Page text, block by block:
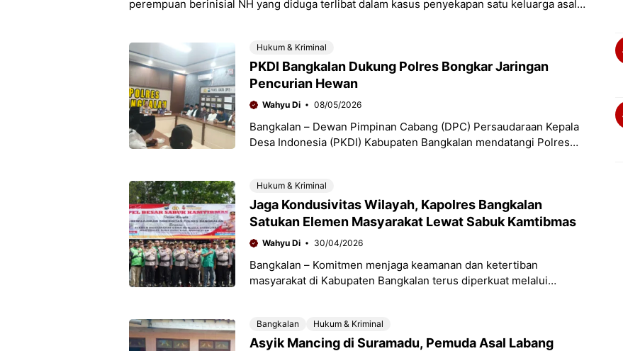
perempuan berinisial NH yang diduga terlibat dalam kasus penyekapan satu keluarga asal
Hukum & Kriminal
PKDI Bangkalan Dukung Polres Bongkar Jaringan
Pencurian Hewan
Wahyu Di 08/05/2026
Bangkalan – Dewan Pimpinan Cabang (DPC) Persaudaraan Kepala
Desa Indonesia (PKDI) Kabupaten Bangkalan mendatangi Polres
Hukum & Kriminal
Jaga Kondusivitas Wilayah, Kapolres Bangkalan
Satukan Elemen Masyarakat Lewat Sabuk Kamtibmas
Wahyu Di 30/04/2026
Bangkalan – Komitmen menjaga keamanan dan ketertiban
masyarakat di Kabupaten Bangkalan terus diperkuat melalui
Bangkalan Hukum & Kriminal
Asyik Mancing di Suramadu, Pemuda Asal Labang